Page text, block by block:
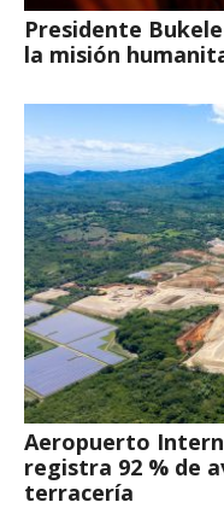
Presidente
la misión
Aeropuerto
registra 92 % de
terracería